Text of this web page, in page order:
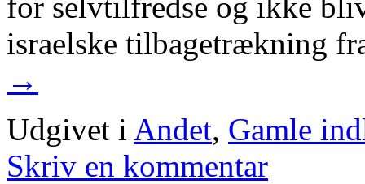
israelske tilbagetrækning
→
Udgivet i Andet, Gamle
Skriv en kommentar